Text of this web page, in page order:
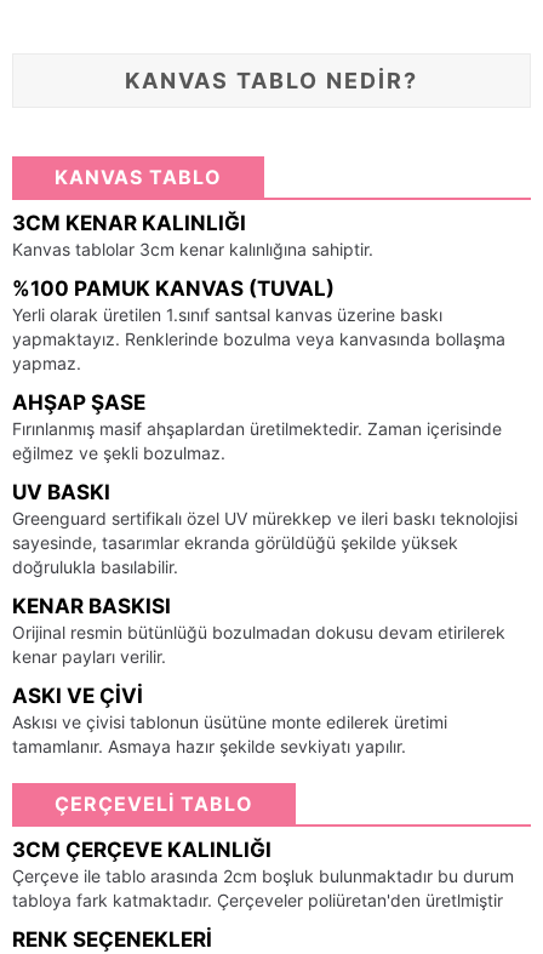
KANVAS TABLO NEDİR?
KANVAS TABLO
3CM KENAR KALINLIĞI
Kanvas tablolar 3cm kenar kalınlığına sahiptir.
%100 PAMUK KANVAS (TUVAL)
Yerli olarak üretilen 1.sınıf santsal kanvas üzerine baskı
yapmaktayız. Renklerinde bozulma veya kanvasında bollaşma
yapmaz.
AHŞAP ŞASE
Fırınlanmış masif ahşaplardan üretilmektedir. Zaman içerisinde
eğilmez ve şekli bozulmaz.
UV BASKI
Greenguard sertifikalı özel UV mürekkep ve ileri baskı teknolojisi
sayesinde, tasarımlar ekranda görüldüğü şekilde yüksek
doğrulukla basılabilir.
KENAR BASKISI
Orijinal resmin bütünlüğü bozulmadan dokusu devam etirilerek
kenar payları verilir.
ASKI VE ÇIVI
Askısı ve çivisi tablonun üsütüne monte edilerek üretimi
tamamlanır. Asmaya hazır şekilde sevkiyatı yapılır.
ÇERÇEVELİ TABLO
3CM ÇERÇEVE KALINLIĞI
Çerçeve ile tablo arasında 2cm boşluk bulunmaktadır bu durum
tabloya fark katmaktadır. Çerçeveler poliüretan'den üretlmiştir
RENK SEÇENEKLERI